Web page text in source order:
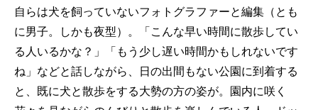
自らは犬を飼っていないフォトグラファーと編集（とも
に男子。しかも夜型）。「こんな早い時間に散歩してい
る人いるかな？」「もう少し遅い時間かもしれないです
ね」などと話しながら、日の出間もない公園に到着する
と、既に犬と散歩をする大勢の方の姿が。園内に咲く